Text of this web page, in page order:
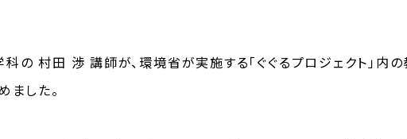
村田 渉 講師が、環境省が実施する「ぐぐるプロジェクト」内の
した。